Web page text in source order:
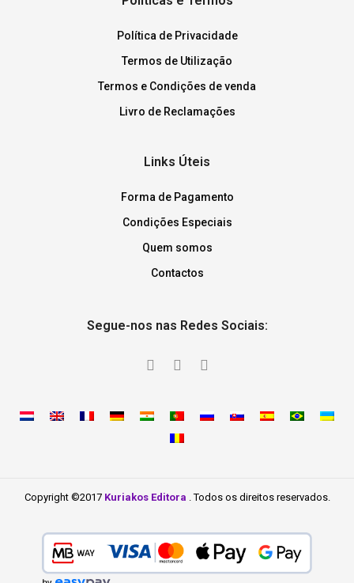
Política de Privacidade
Termos de Utilização
Termos e Condições de venda
Livro de Reclamações
Links Úteis
Forma de Pagamento
Condições Especiais
Quem somos
Contactos
Segue-nos nas Redes Sociais:
Copyright ©2017 Kuriakos Editora . Todos os direitos reservados.